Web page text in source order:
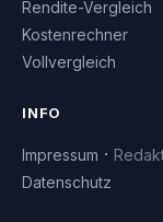
Rendite-Vergleich
Kostenrechner
Vollvergleich
INFO
Impressum ·
Datenschutz